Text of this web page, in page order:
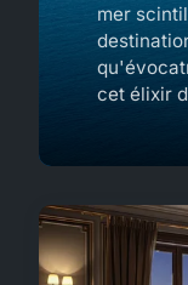
mer
cet élixir